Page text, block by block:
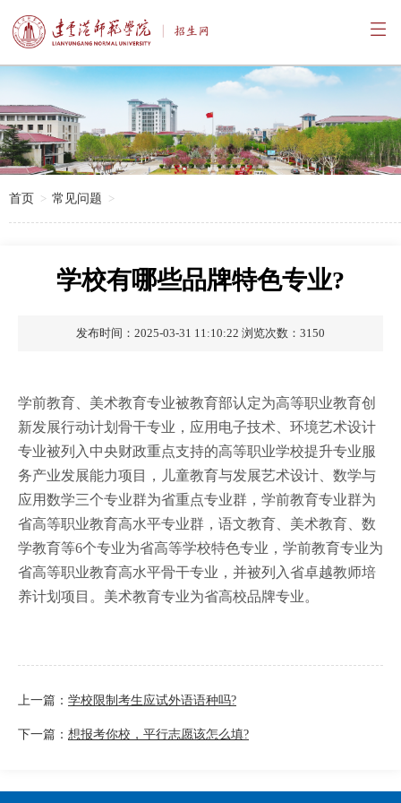

首页 常见问题
学校有哪些品牌特色专业?
发布时间：2025-03-31 11:10:22 浏览次数：3150
学前教育、美术教育专业被教育部认定为高等职业教育创
新发展行动计划骨干专业，应用电子技术、环境艺术设计
专业被列入中央财政重点支持的高等职业学校提升专业服
务产业发展能力项目，儿童教育与发展艺术设计、数学与
应用数学三个专业群为省重点专业群，学前教育专业群为
省高等职业教育高水平专业群，语文教育、美术教育、数
学教育等6个专业为省高等学校特色专业，学前教育专业为
省高等职业教育高水平骨干专业，并被列入省卓越教师培
养计划项目。美术教育专业为省高校品牌专业。
上一篇： 学校限制考生应试外语语种吗?
下一篇： 想报考你校，平行志愿该怎么填?